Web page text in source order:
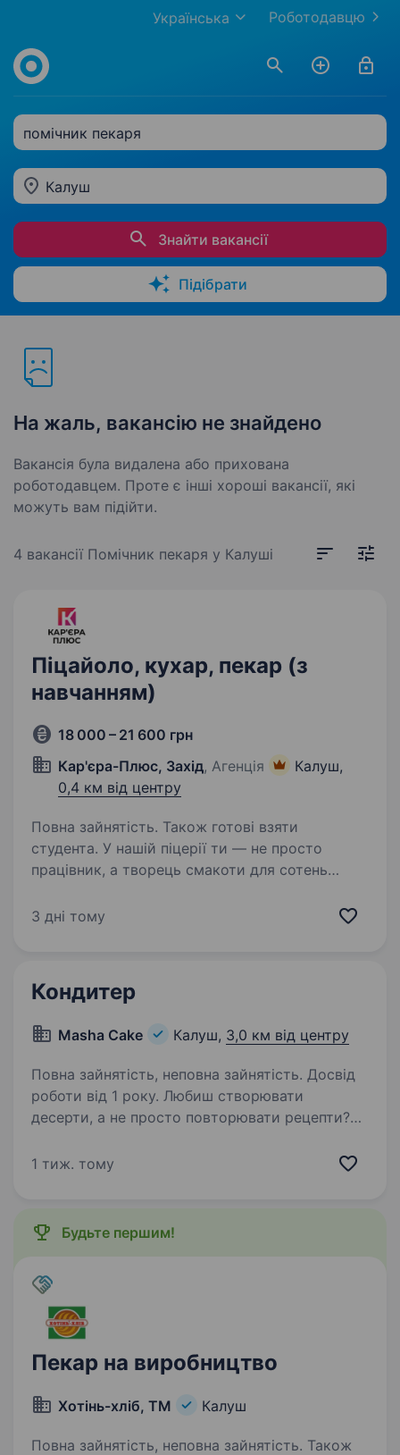
Роботодавцю
Українська
помічник пекаря
Калуш
Знайти вакансії
Підібрати
На жаль, вакансію не знайдено
Вакансія була видалена або прихована
роботодавцем. Проте є інші хороші вакансії, які
можуть вам підійти.
4 вакансії Помічник пекаря у Калуші
Піцайоло, кухар, пекар (з
навчанням)
18 000 – 21 600 грн
Кар'єра-Плюс, Захід, Агенція
Калуш,
0,4 км від центру
Повна зайнятість. Також готові взяти
студента. У нашій піцерії ти — не просто
працівник, а творець смакоти для сотень
у команду піцайоло, який готує не просто
3 дні тому
Кондитер
Masha Cake Калуш, 3,0 км від центру
Повна зайнятість, неповна зайнятість. Досвід
роботи від 1 року. Любиш створювати
десерти, а не просто повторювати рецепти?
це кав’ярня з власним кондитерським цехом,
1 тиж. тому
Будьте першим!
Пекар на виробництво
Хотінь-хліб, ТМ Калуш
Повна зайнятість, неповна зайнятість. Також